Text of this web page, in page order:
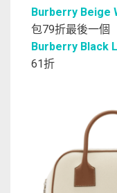
Burberry Beige
包79折最後一個
Burberry Black
61折